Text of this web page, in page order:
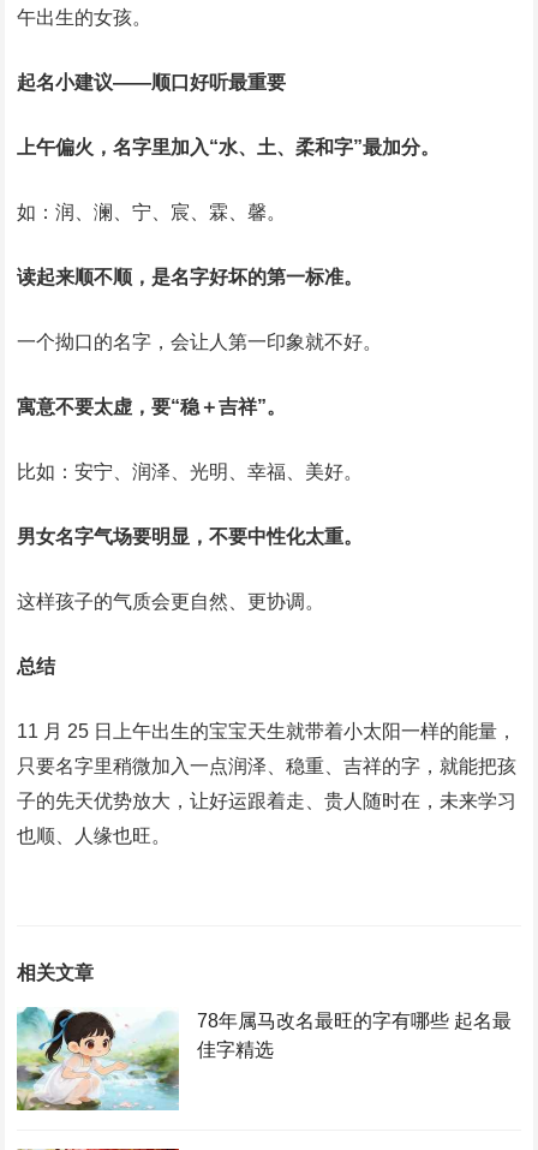
午出生的女孩。
起名小建议——顺口好听最重要
上午偏火，名字里加入“水、土、柔和字”最加分。
如：润、澜、宁、宸、霖、馨。
读起来顺不顺，是名字好坏的第一标准。
一个拗口的名字，会让人第一印象就不好。
寓意不要太虚，要“稳＋吉祥”。
比如：安宁、润泽、光明、幸福、美好。
男女名字气场要明显，不要中性化太重。
这样孩子的气质会更自然、更协调。
总结
11 月 25 日上午出生的宝宝天生就带着小太阳一样的能量，
只要名字里稍微加入一点润泽、稳重、吉祥的字，就能把孩
子的先天优势放大，让好运跟着走、贵人随时在，未来学习
也顺、人缘也旺。
相关文章
78年属马改名最旺的字有哪些 起名最
佳字精选